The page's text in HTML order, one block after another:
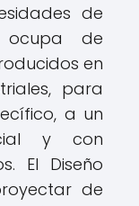
de
ocupa de
en
para
a un
y con
El Diseño
de